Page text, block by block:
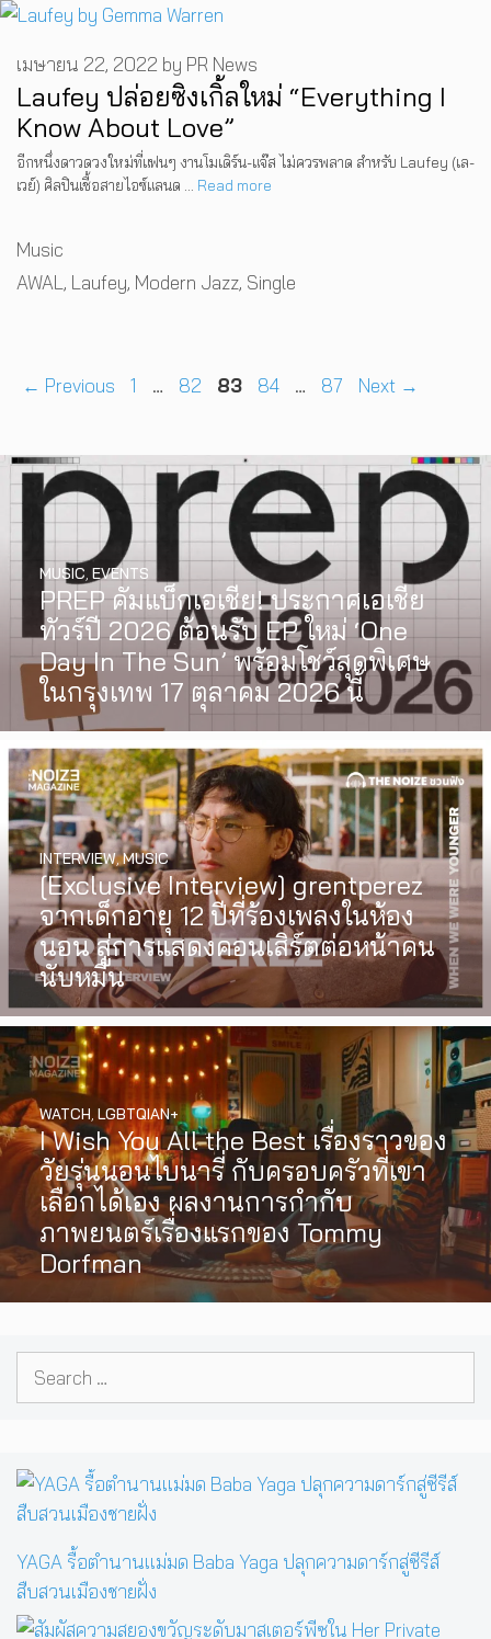
Laufey ปล่อยซิงเกิ้ลใหม่ “Everything I
Know About Love”
เมษายน 22, 2022 by PR News
อีกหนึ่งดาวดวงใหม่ที่แฟนๆ งานโมเดิร์น-แจ๊ส ไม่ควรพลาด สำหรับ Laufey (เล-
เวย์) ศิลปินเชื้อสายไอซ์แลนด … Read more
Categories
Music
Tags
AWAL , Laufey, Modern Jazz, Single
← Previous Page
1 … Page
82 Page
83 Page
84 … Page
87 Next →
PREP คัมแบ็กเอเชีย! ประกาศเอเชีย
ทัวร์ปี 2026 ต้อนรับ EP ใหม่ ‘One
Day In The Sun’ พร้อมโชว์สุดพิเศษ
ในกรุงเทพ 17 ตุลาคม 2026 นี้
MUSIC EVENTS
[Exclusive Interview] grentperez
จากเด็กอายุ 12 ปีที่ร้องเพลงในห้อง
นอน สู่การแสดงคอนเสิร์ตต่อหน้าคน
นับหมื่น
INTERVIEW,MUSIC
I Wish You All the Best เรื่องราวของ
วัยรุ่นนอนไบนารี่ กับครอบครัวที่เขา
เลือกได้เอง ผลงานการกำกับ
ภาพยนตร์เรื่องแรกของ Tommy
Dorfman
WATCH LGBTQIAN+
Search
YAGA รื้อตำนานแม่มด Baba Yaga ปลุกความดาร์กสู่ซีรีส์
สืบสวนเมืองชายฝั่ง